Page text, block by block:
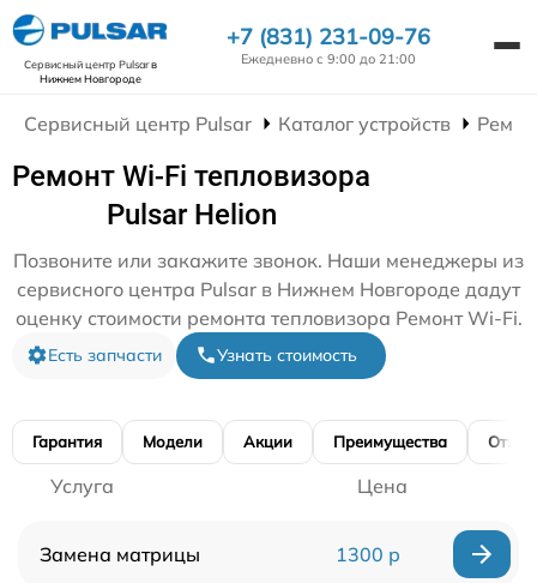
Сервисный центр Pulsarв
Нижнем Новгороде
+7 (831) 231-09-76
Ежедневно с 9:00 до 21:00
Сервисный центр Pulsar Каталог устройств
Ремонт Wi-Fi тепловизора
Pulsar Helion
Позвоните или закажите звонок. Наши менеджеры из
сервисного центра Pulsar в Нижнем Новгороде дадут
оценку стоимости ремонта тепловизора Ремонт Wi-Fi.
Есть запчасти Узнать стоимость
Гарантия Модели Акции Преимущества
Услуга Цена
Замена матрицы 1300 р